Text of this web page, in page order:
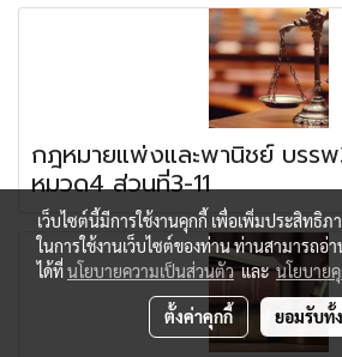
กฎหมายแพ่งและพานิชย์ บรร
หมวด4 ส่วนที่3-11
เว็บไซต์นี้มีการใช้งานคุกกี้ เพื่อเพิ่มประสิทธิ
ในการใช้งานเว็บไซต์ของท่าน ท่านสามารถอ่
ได้ที่นโยบายความเป็นส่วนตัวและนโยบาย
ตั้งค่าคุกกี้ ยอมรับทั้